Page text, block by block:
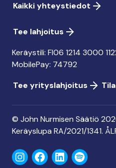
Kaikki yhteystiedot
Tee lahjoitus
Keräystili: FI06 1214 3000
MobilePay: 74792
Tee yrityslahjoitus
© John Nurmisen Säätiö
Keräyslupa RA/2021/1341.
InstagramFacebook
LinkedInSpotify